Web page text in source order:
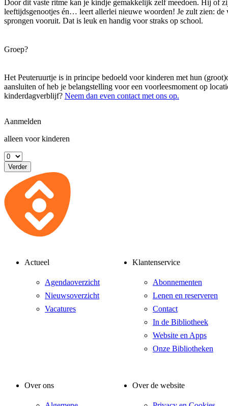
Door dit vaste ritme kan je kindje gemakkelijk zelf meedoen. Hij of
leeftijdsgenootjes én… leert allerlei nieuwe woorden! Je zult zien: de
sprongen vooruit. Dat is leuk en handig voor straks op school.
Groep?
Het Peuteruurtje is in principe bedoeld voor kinderen met hun
aansluiten of heb je belangstelling voor een voorleesmoment op
kinderdagverblijf? Neem dan even contact met ons op.
Aanmelden
alleen voor kinderen
Verder
Actueel
Agendaoverzicht
Nieuwsoverzicht
Vacatures
Klantenservice
Abonnementen
Lenen en reserveren
Contact
In de Bibliotheek
Website en Apps
Onze Bibliotheken
Over ons Over de website